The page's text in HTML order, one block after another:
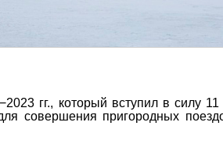
гг., который вступил в силу
совершения пригородных